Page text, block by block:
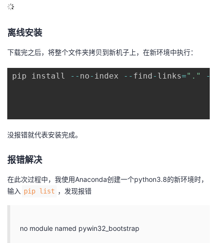
离线安装
下载完之后，将整个文件夹拷贝到新机子上，在新环境中执行：
pip install -- no- index -- find - links="." -
没报错就代表安装完成。
报错解决
在此次过程中，我使用Anaconda创建一个python3.8的新环境时，
输入 pip list ，发现报错
no module named pywin32_bootstrap